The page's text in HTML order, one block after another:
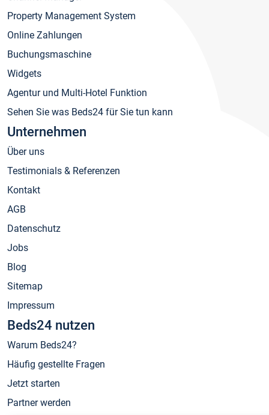
Property Management System
Online Zahlungen
Buchungsmaschine
Widgets
Agentur und Multi-Hotel Funktion
Sehen Sie was Beds24 für Sie tun kann
Unternehmen
Über uns
Testimonials & Referenzen
Kontakt
AGB
Datenschutz
Jobs
Blog
Sitemap
Impressum
Beds24 nutzen
Warum Beds24?
Häufig gestellte Fragen
Jetzt starten
Partner werden